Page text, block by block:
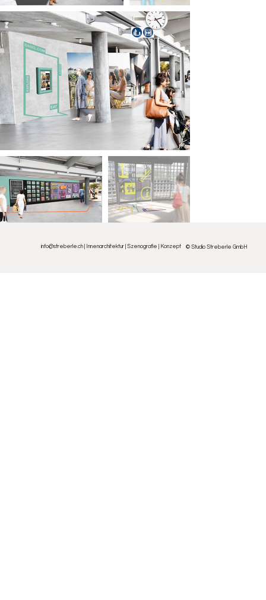
info@streberle.ch | Innenarchitektur | Szenografie | Konzept © Studio Streberle GmbH